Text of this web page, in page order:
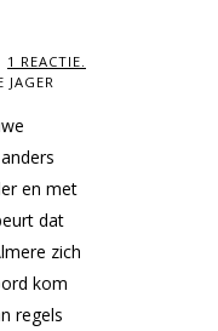
1 REACTIE.
JAGER
en met
dat
zich
kom
regels